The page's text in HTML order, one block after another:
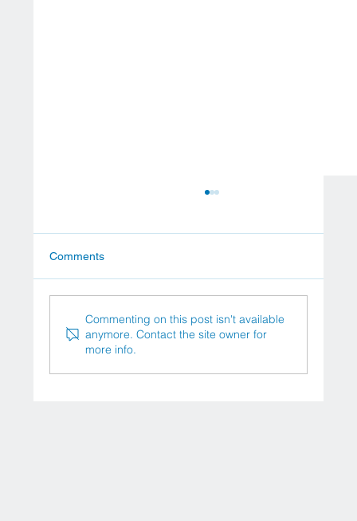
Treatment of Osteosarcoma with Dendritic
Comments
Commenting on this post isn't available
anymore. Contact the site owner for
more info.